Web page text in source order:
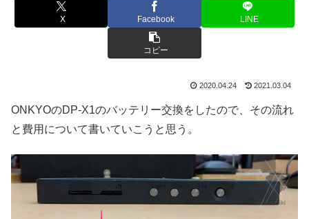
X Facebook LINE
コピー
2020.04.24 2021.03.04
ONKYOのDP-X1のバッテリー交換をしたので、その流れ
と費用について書いていこうと思う。